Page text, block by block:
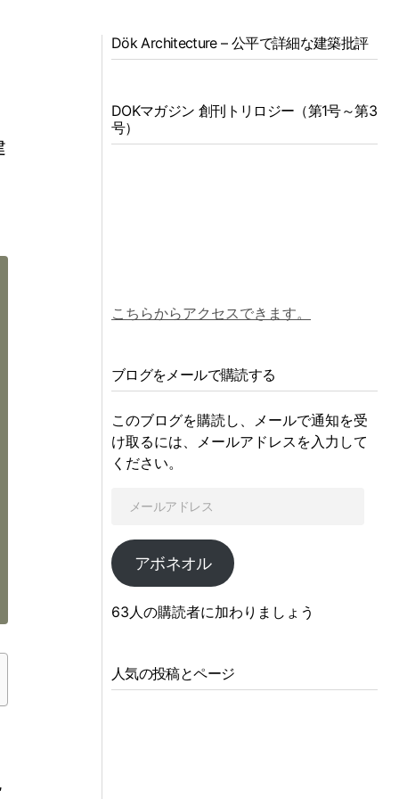
Dök Architecture – 公平で詳細な建築批評
DOKマガジン 創刊トリロジー（第1号～第3
号）
こちらからアクセスできます。
ブログをメールで購読する
このブログを購読し、メールで通知を受
け取るには、メールアドレスを入力して
ください。
アボネオル
63人の購読者に加わりましょう
人気の投稿とページ